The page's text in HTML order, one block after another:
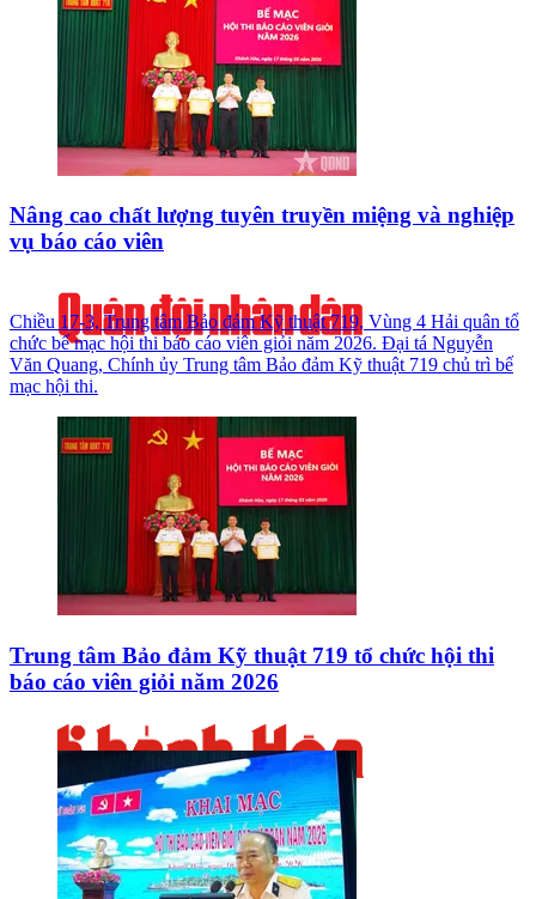
Nâng cao chất lượng tuyên truyền miệng và nghiệp
vụ báo cáo viên
Chiều 17-3, Trung tâm Bảo đảm Kỹ thuật 719, Vùng 4 Hải quân tổ
chức bế mạc hội thi báo cáo viên giỏi năm 2026. Đại tá Nguyễn
Văn Quang, Chính ủy Trung tâm Bảo đảm Kỹ thuật 719 chủ trì bế
mạc hội thi.
Trung tâm Bảo đảm Kỹ thuật 719 tổ chức hội thi
báo cáo viên giỏi năm 2026